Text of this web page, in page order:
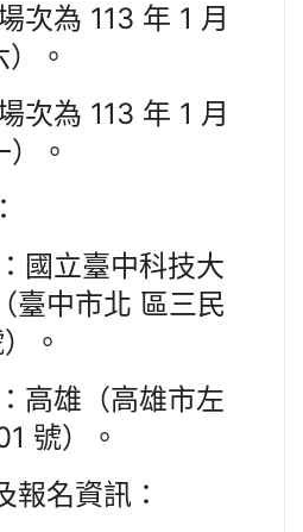
次為 113 年 1 月
。
次為 113 年 1 月
。
國立臺中科技大
臺中市北 區三民
。
高雄（高雄市左
號）。
報名資訊：